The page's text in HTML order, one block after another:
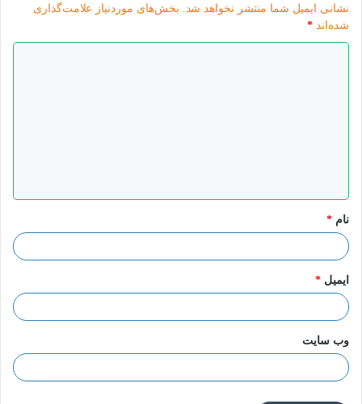
نشانی ایمیل شما منتشر نخواهد شد. بخش‌های موردنیاز علامت‌گذاری
شده‌اند *
*
نام *
ایمیل *
وب‌ سایت